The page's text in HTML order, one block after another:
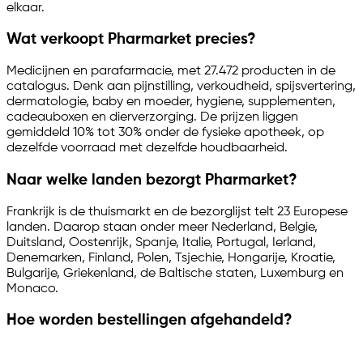
elkaar.
Wat verkoopt Pharmarket precies?
Medicijnen en parafarmacie, met 27.472 producten in de
catalogus. Denk aan pijnstilling, verkoudheid, spijsvertering,
dermatologie, baby en moeder, hygiene, supplementen,
cadeauboxen en dierverzorging. De prijzen liggen
gemiddeld 10% tot 30% onder de fysieke apotheek, op
dezelfde voorraad met dezelfde houdbaarheid.
Naar welke landen bezorgt Pharmarket?
Frankrijk is de thuismarkt en de bezorglijst telt 23 Europese
landen. Daarop staan onder meer Nederland, Belgie,
Duitsland, Oostenrijk, Spanje, Italie, Portugal, Ierland,
Denemarken, Finland, Polen, Tsjechie, Hongarije, Kroatie,
Bulgarije, Griekenland, de Baltische staten, Luxemburg en
Monaco.
Hoe worden bestellingen afgehandeld?